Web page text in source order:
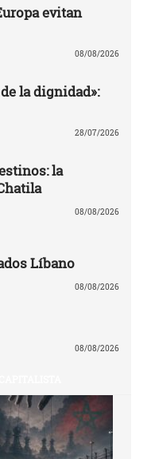
evitan
08/08/2026
la dignidad»:
28/07/2026
la
08/08/2026
Líbano
08/08/2026
08/08/2026